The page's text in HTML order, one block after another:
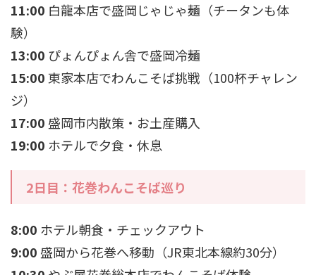
11:00 白龍本店で盛岡じゃじゃ麺（チータンも体
験）
13:00 ぴょんぴょん舎で盛岡冷麺
15:00 東家本店でわんこそば挑戦（100杯チャレン
ジ）
17:00 盛岡市内散策・お土産購入
19:00 ホテルで夕食・休息
2日目：花巻わんこそば巡り
8:00 ホテル朝食・チェックアウト
9:00 盛岡から花巻へ移動（JR東北本線約30分）